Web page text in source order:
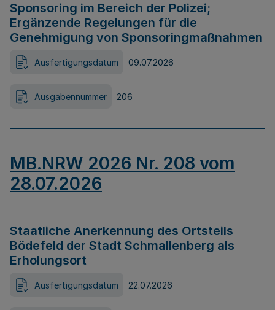
Sponsoring im Bereich der Polizei;
Ergänzende Regelungen für die
Genehmigung von Sponsoringmaßnahmen
Ausfertigungsdatum 09.07.2026
Ausgabennummer 206
MB.NRW 2026 Nr. 208 vom
28.07.2026
Staatliche Anerkennung des Ortsteils
Bödefeld der Stadt Schmallenberg als
Erholungsort
Ausfertigungsdatum 22.07.2026